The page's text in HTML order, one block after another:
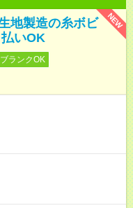
NEW
地製造の糸ボビ
いOK
ブランクOK